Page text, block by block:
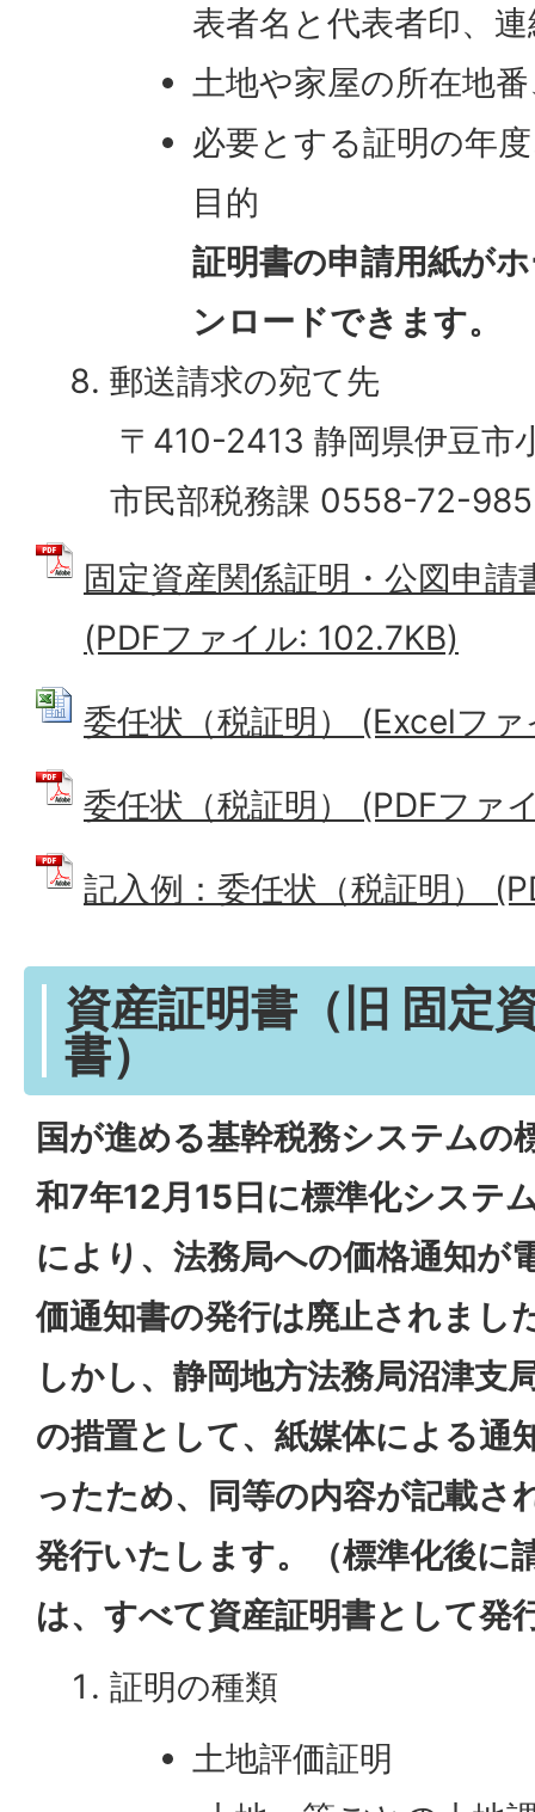
表者名と代表者印、
土地や家屋の所在地
必要とする証明の年
目的
証明書の申請用紙が
ンロードできます。
郵送請求の宛て先
〒410-2413 静岡県伊豆市
市民部税務課 0558-72-
固定資産関係証明・公図申請
(PDFファイル: 102.7KB)
委任状（税証明） (Excelフ
委任状（税証明） (PDFファ
記入例：委任状（税証明）
資産証明書（旧 固定
書）
国が進める基幹税務システムの
和7年12月15日に標準化システ
により、法務局への価格通知が
価通知書の発行は廃止されまし
しかし、静岡地方法務局沼津支
の措置として、紙媒体による通
ったため、同等の内容が記載さ
発行いたします。（標準化後に
は、すべて資産証明書として発
証明の種類
土地評価証明